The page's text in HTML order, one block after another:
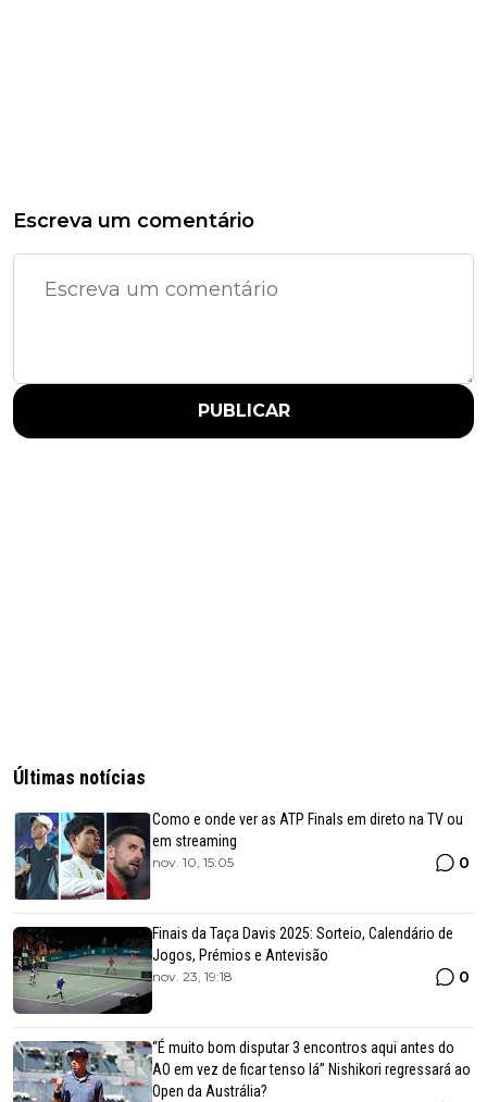
Escreva um comentário
PUBLICAR
Últimas notícias
Como e onde ver as ATP Finals em direto na TV ou
em streaming
nov. 10, 15:05 0
Finais da Taça Davis 2025: Sorteio, Calendário de
Jogos, Prémios e Antevisão
nov. 23, 19:18 0
“É muito bom disputar 3 encontros aqui antes do
AO em vez de ficar tenso lá” Nishikori regressará ao
Open da Austrália?